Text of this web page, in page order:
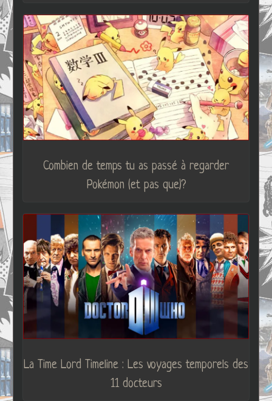
Combien de temps tu as passé à regarder
Pokémon (et pas que)?
La Time Lord Timeline : Les voyages temporels des
11 docteurs